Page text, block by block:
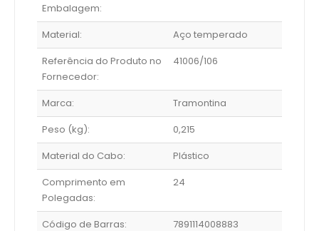
Embalagem:
Material:
Aço temperado
Referência do Produto no
Fornecedor:
41006/106
Marca:
Tramontina
Peso (kg):
0,215
Material do Cabo:
Plástico
Comprimento em
Polegadas:
24
Código de Barras: 7891114008883